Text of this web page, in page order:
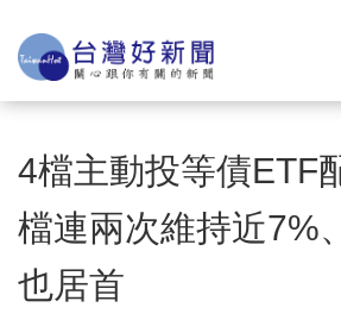
4檔主動投等債
檔連兩次維持近7%
也居首